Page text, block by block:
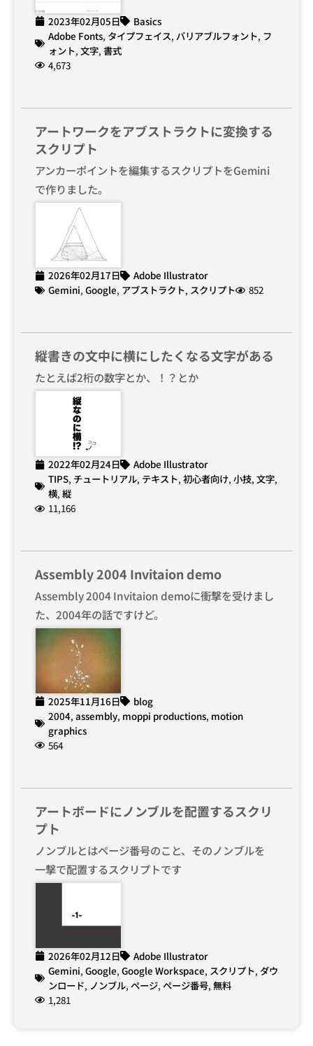
2023年02月05日
Basics
Adobe Fonts, タイプフェイス, バリアブルフォント, フ
ォント, 文字, 書式
4,673
アートワークをアブストラクトに変換する
スクリプト
アンカーポイントを編集するスクリプトをGemini
で作りました。
2026年02月17日
Adobe Illustrator
Gemini, Google, アブストラクト, スクリプト 852
縦書きの文中に横にしたくなる文字がある
たとえば2桁の数字とか、！？とか
2022年02月24日
Adobe Illustrator
TIPS, チュートリアル, テキスト, 初心者向け, 小技, 文字,
横, 縦
11,166
Assembly 2004 Invitaion demo
Assembly 2004 Invitaion demoに衝撃を受けまし
た、2004年の話ですけど。
2025年11月16日
blog
2004, assembly, moppi productions, motion
graphics
564
アートボードにノンブルを配置するスクリ
プト
ノンブルとはページ番号のこと、そのノンブルを
一撃で配置するスクリプトです
2026年02月12日
Adobe Illustrator
Gemini, Google, Google Workspace, スクリプト, ダウ
ンロード, ノンブル, ページ, ページ番号, 無料
1,281